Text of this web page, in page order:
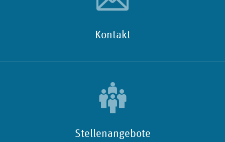
Kontakt
Stellenangebote